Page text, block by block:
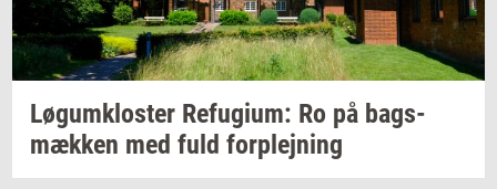
Løgum­klo­ster Re­fu­gi­um: Ro på bags­
mæk­ken med fuld for­plej­ning